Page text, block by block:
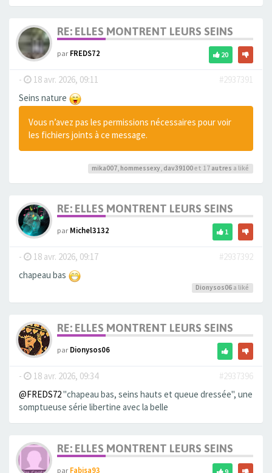
RE: ELLES MONTRENT LEURS SEINS
parFREDS72 20
- 18 avr. 2026, 09:11
#2937391
Seins nature
Vous n’avez pas les permissions nécessaires pour voir
les fichiers joints à ce message.
mika007, hommessexy, dav39100et 17 autres a liké
RE: ELLES MONTRENT LEURS SEINS
parMichel3132 1
- 18 avr. 2026, 09:17
#2937392
chapeau bas
Dionysos06 a liké
RE: ELLES MONTRENT LEURS SEINS
parDionysos06
- 18 avr. 2026, 09:34
#2937396
@FREDS72"chapeau bas, seins hauts et queue dressée", une
somptueuse série libertine avec la belle
RE: ELLES MONTRENT LEURS SEINS
parFabisa93